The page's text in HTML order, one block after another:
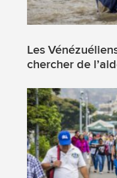
Les
chercher de